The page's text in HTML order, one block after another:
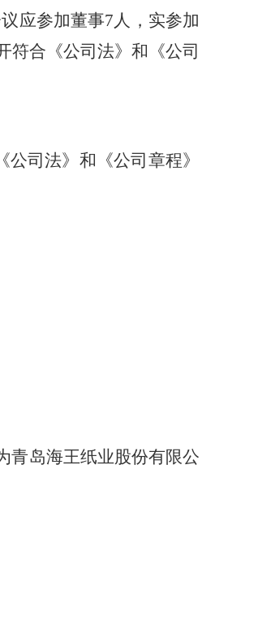
应参加董事7人，实参加
符合《公司法》和《公司
司法》和《公司章程》
表
青岛海王纸业股份有限公